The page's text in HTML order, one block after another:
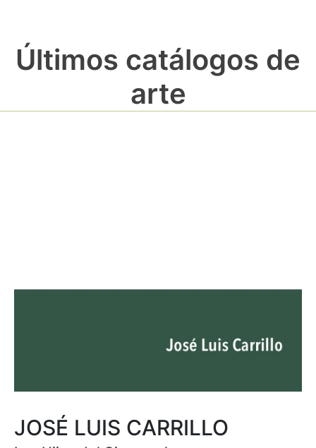
Últimos catálogos de
arte
JOSÉ LUIS CARRILLO